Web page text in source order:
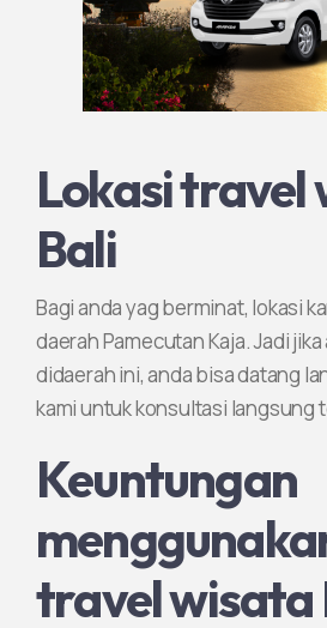
Lokasi travel
Bali
Bagi anda yag berminat, lokasi
daerah Pamecutan Kaja. Jadi
didaerah ini, anda bisa datang
kami untuk konsultasi langsung
Keuntungan
travel wisata